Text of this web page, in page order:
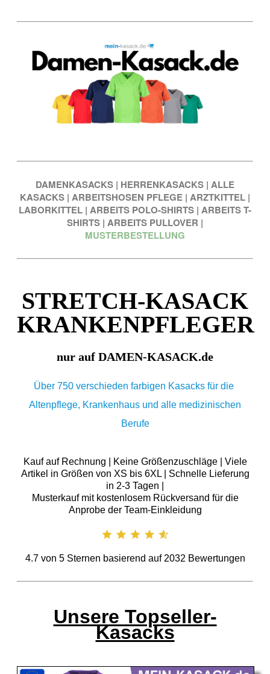
DAMENKASACKS | HERRENKASACKS | ALLE
KASACKS | ARBEITSHOSEN PFLEGE | ARZTKITTEL |
LABORKITTEL | ARBEITS POLO-SHIRTS | ARBEITS T-
SHIRTS | ARBEITS PULLOVER |
MUSTERBESTELLUNG
STRETCH-KASACK
KRANKENPFLEGER
nur auf DAMEN-KASACK.de
Über 750 verschieden farbigen Kasacks für die
Altenpflege, Krankenhaus und alle medizinischen
Berufe
Kauf auf Rechnung | Keine Größenzuschläge | Viele
Artikel in Größen von XS bis 6XL | Schnelle Lieferung
in 2-3 Tagen |
Musterkauf mit kostenlosem Rückversand für die
Anprobe der Team-Einkleidung
4.7von 5Sternen basierend auf 2032 Bewertungen
Unsere Topseller-
Kasacks